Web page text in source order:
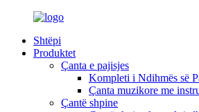
Shtëpi
Produktet
Çanta e pajisjes
Kompleti i Ndihmës së
Çanta muzikore me
Çantë shpine